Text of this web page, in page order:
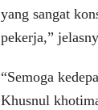
yang sangat
pekerja,”
“Semoga
Khusnul